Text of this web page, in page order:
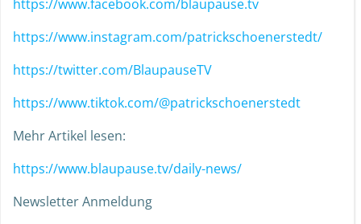
https://www.facebook.com/blaupause.tv
https://www.instagram.com/patrickschoenerstedt/
https://twitter.com/BlaupauseTV
https://www.tiktok.com/@patrickschoenerstedt
Mehr Artikel lesen:
https://www.blaupause.tv/daily-news/
Newsletter Anmeldung